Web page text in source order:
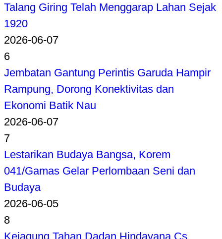
Talang Giring Telah Menggarap Lahan Sejak
1920
2026-06-07
6
Jembatan Gantung Perintis Garuda Hampir
Rampung, Dorong Konektivitas dan
Ekonomi Batik Nau
2026-06-07
7
Lestarikan Budaya Bangsa, Korem
041/Gamas Gelar Perlombaan Seni dan
Budaya
2026-06-05
8
Kejagung Tahan Dadan Hindayana Cs,